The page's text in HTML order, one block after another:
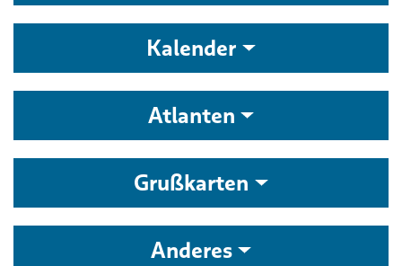
Kalender
Atlanten
Grußkarten
Anderes